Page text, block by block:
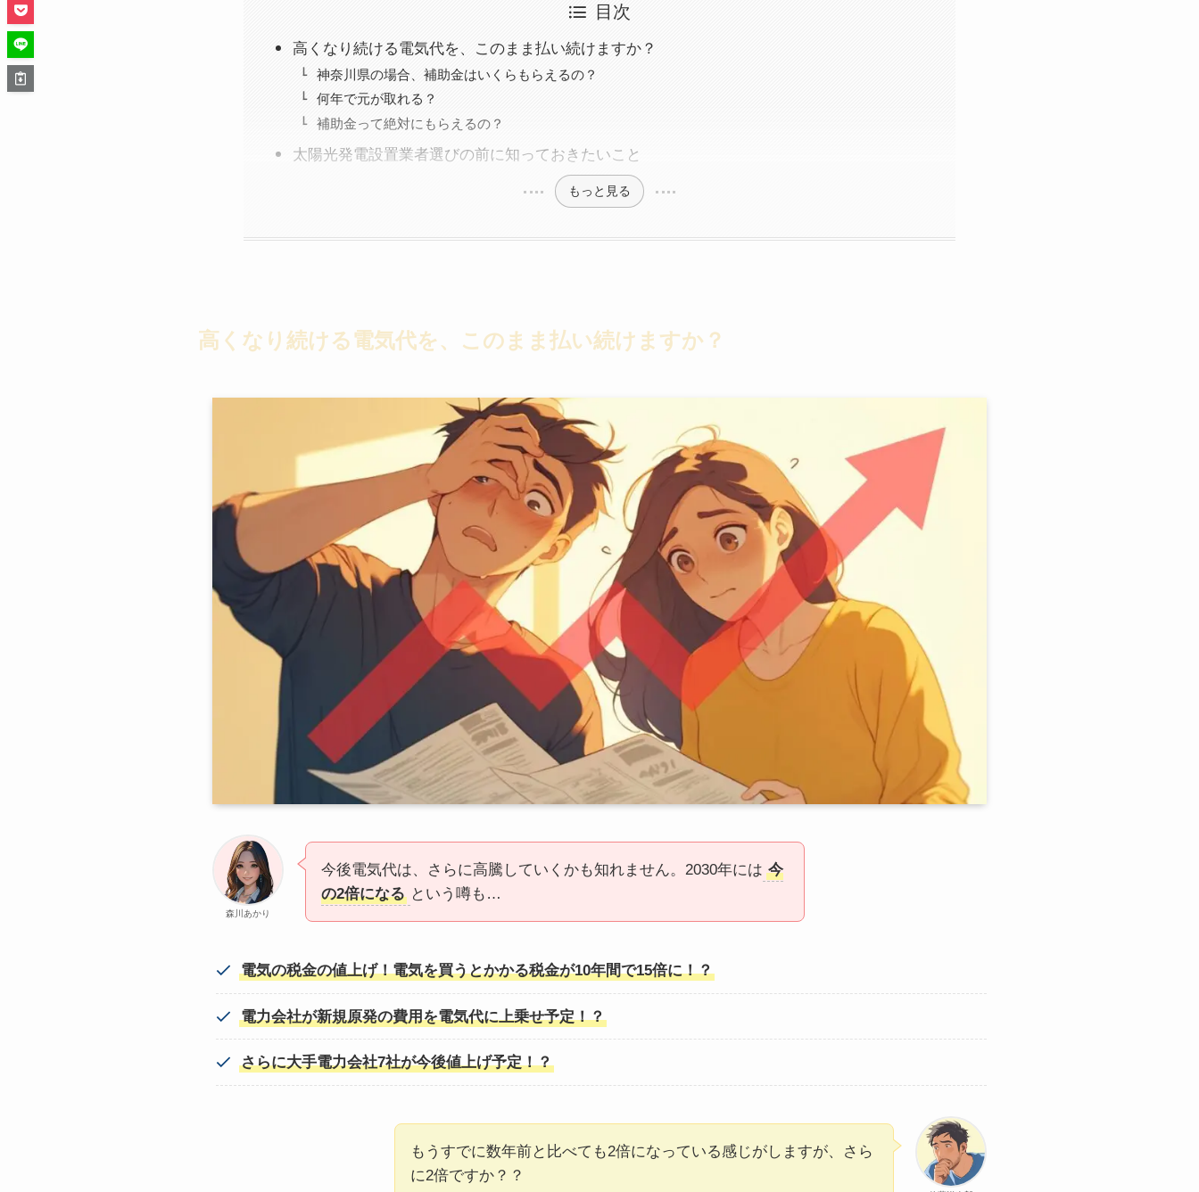
目次
高くなり続ける電気代を、このまま払い続けますか？
神奈川県の場合、補助金はいくらもらえるの？
何年で元が取れる？
補助金って絶対にもらえるの？
太陽光発電設置業者選びの前に知っておきたいこと
もっと見る
高くなり続ける電気代を、このまま払い続けますか？
森川あかり
今後電気代は、さらに高騰していくかも知れません。2030年には 今
の2倍になる という噂も…
電気の税金の値上げ！電気を買うとかかる税金が10年間で15倍に！？
電力会社が新規原発の費用を電気代に上乗せ予定！？
さらに大手電力会社7社が今後値上げ予定！？
もうすでに数年前と比べても2倍になっている感じがしますが、さら
に2倍ですか？？